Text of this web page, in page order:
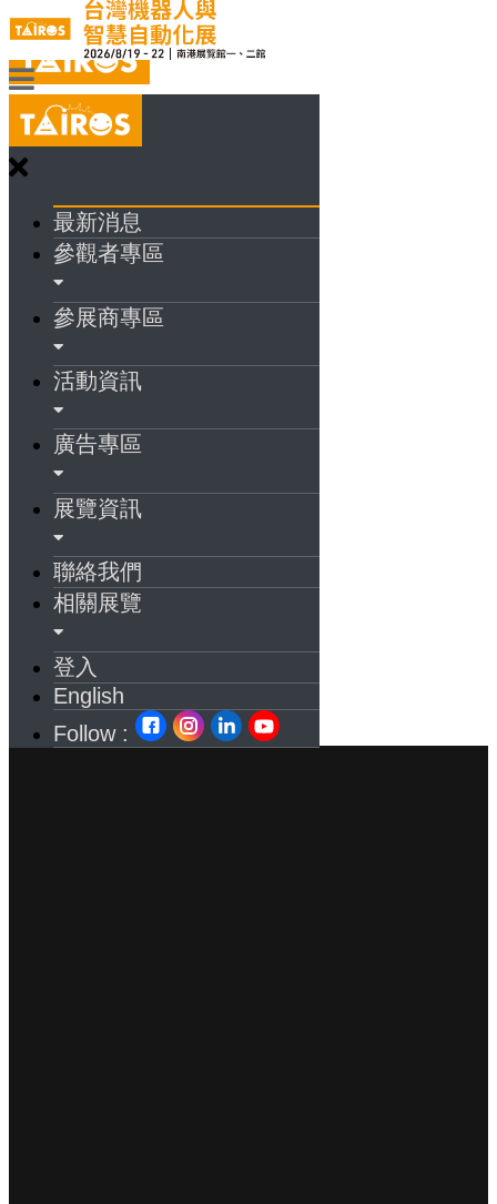
最新消息
參觀者專區
參展商專區
活動資訊
廣告專區
展覽資訊
聯絡我們
相關展覽
登入
English
Follow :